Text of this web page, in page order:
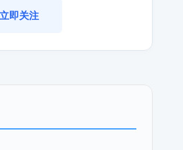
立即关注